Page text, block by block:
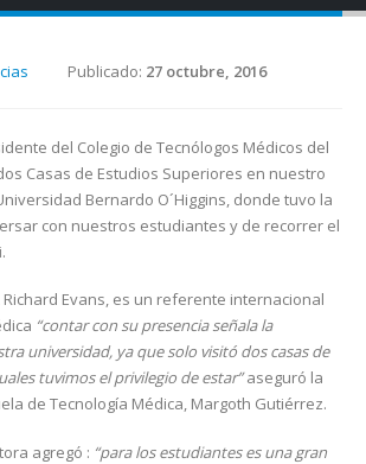
Publicado: 27 octubre, 2016
del Colegio de Tecnólogos Médicos del
Casas de Estudios Superiores en nuestro
Bernardo O´Higgins, donde tuvo la
con nuestros estudiantes y de recorrer el
Evans, es un referente internacional
“contar con su presencia señala la
universidad, ya que solo visitó dos casas de
tuvimos el privilegio de estar”aseguró la
de Tecnología Médica, Margoth Gutiérrez.
agregó : “para los estudiantes es una gran